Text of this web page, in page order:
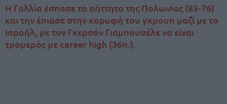
Η Γαλλία έσπασε το αήττητο της Πολωνίας (83-76)
και την έπιασε στην κορυφή του γκρουπ μαζί με το
Ισραήλ, με τον Γκερσόν Γιαμπουσέλε να είναι
τρομερός με career high (36π.).